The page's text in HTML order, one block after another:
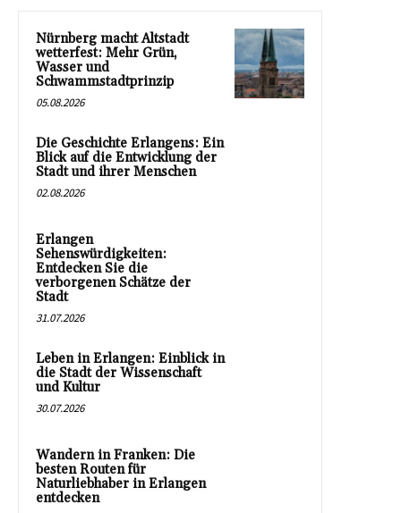
Nürnberg macht Altstadt
wetterfest: Mehr Grün,
Wasser und
Schwammstadtprinzip
05.08.2026
Die Geschichte Erlangens: Ein
Blick auf die Entwicklung der
Stadt und ihrer Menschen
02.08.2026
Erlangen
Sehenswürdigkeiten:
Entdecken Sie die
verborgenen Schätze der
Stadt
31.07.2026
Leben in Erlangen: Einblick in
die Stadt der Wissenschaft
und Kultur
30.07.2026
Wandern in Franken: Die
besten Routen für
Naturliebhaber in Erlangen
entdecken